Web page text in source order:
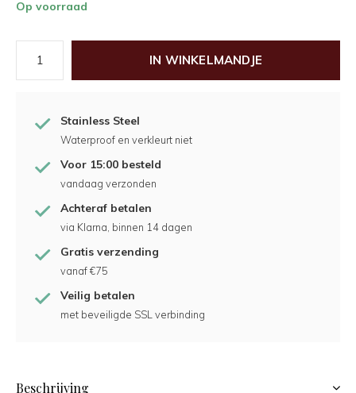
Op voorraad
IN WINKELMANDJE
Stainless Steel
Waterproof en verkleurt niet
Voor 15:00 besteld
vandaag verzonden
Achteraf betalen
via Klarna, binnen 14 dagen
Gratis verzending
vanaf €75
Veilig betalen
met beveiligde SSL verbinding
Beschrijving